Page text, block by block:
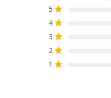
5 S
4 S
3 S
2 S
1 S